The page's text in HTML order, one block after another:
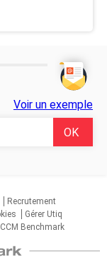
Voir un exemple
Recrutement
Gérer Utiq
Benchmark